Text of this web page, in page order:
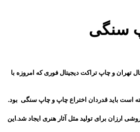
سنگی
تهران و چاپ تراکت دیجیتال فوری که امروزه با
است باید قدردان اختراع چاپ و چاپ سنگی بود.
ارزان برای تولید مثل آثار هنری ایجاد شد.این